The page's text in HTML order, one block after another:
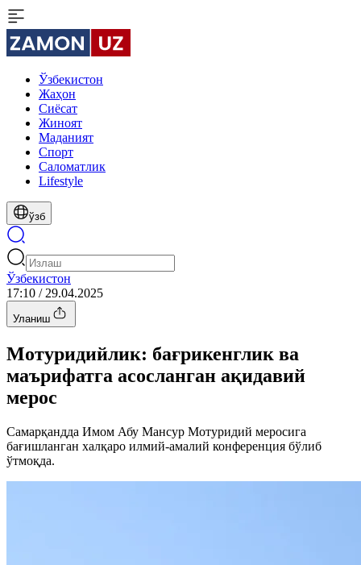
Ўзбекистон
Жаҳон
Сиёсат
Жиноят
Маданият
Спорт
Cаломатлик
Lifestyle
ўзб
Ўзбекистон
17:10 / 29.04.2025
Уланиш
Мотуридийлик: бағрикенглик ва
маърифатга асосланган ақидавий
мерос
Самарқандда Имом Абу Мансур Мотуридий меросига
бағишланган халқаро илмий-амалий конференция бўлиб
ўтмоқда.